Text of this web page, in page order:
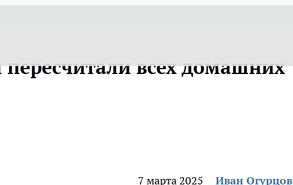
всех домашних
7 марта 2025 Иван Огурцов